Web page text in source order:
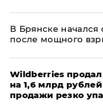
В Брянске
после мощного
​Wildberries
на 1,6 млрд
продажи резко